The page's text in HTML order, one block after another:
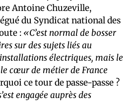
Antoine Chuzeville,
du Syndicat national des
: «C’est normal de bosser
sur des sujets liés au
électriques, mais le
cœur de métier de France
ce tour de passe-passe ?
engagée auprès des